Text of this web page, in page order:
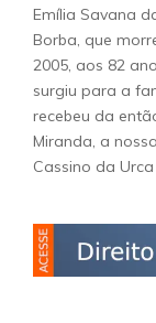
Emília Savana
Borba, que
2005, aos 82
surgiu para a
recebeu da
Miranda, a
Cassino da